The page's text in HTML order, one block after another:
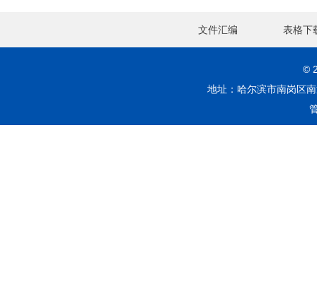
文件汇编 表格下
©
地址：哈尔滨市南岗区